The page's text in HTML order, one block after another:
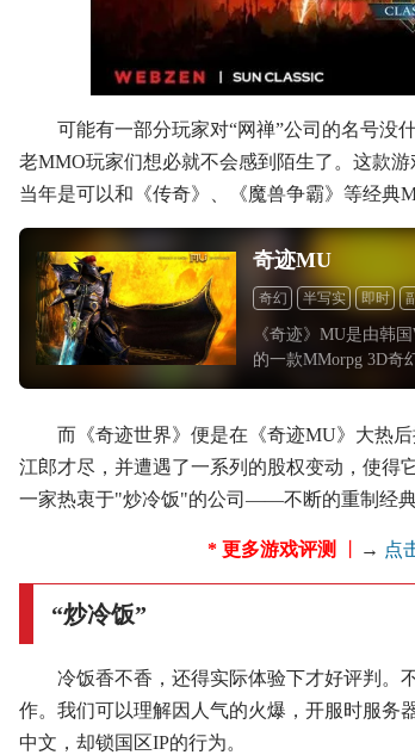
可能有一部分玩家对“网禅”公司的名号没
老MMO玩家们想必就不会感到陌生了。这款
当年是可以和《传奇》、《魔兽争霸》等经典
奇迹MU
奇幻 半写实 即时
《奇迹》MU是由韩
的一款MMorpg 3D奇
MU经历过多次停运。
而《奇迹世界》便是在《奇迹MU》大热
江郎才尽，并遭遇了一系列的股权变动，使得
一家热衷于"炒冷饭"的公司——不断的重制经典
* 更多游戏评测 → 点
“炒冷饭”
冷饭香不香，还得实际体验下才好评判。
作。我们可以理解因人气的火爆，开服时服务
中文，却锁国区IP的行为。